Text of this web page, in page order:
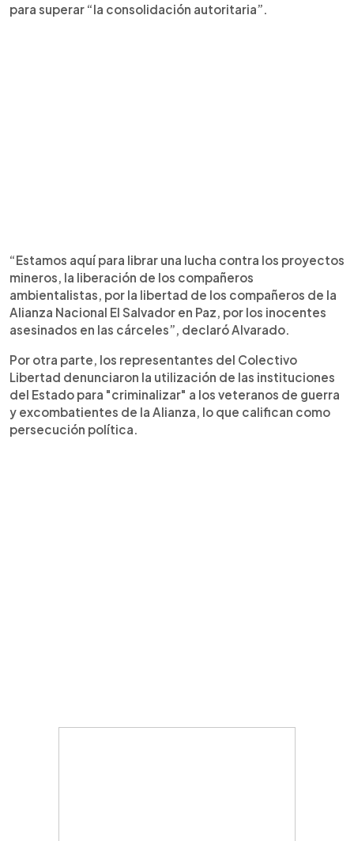
para superar “la consolidación autoritaria”.
“Estamos aquí para librar una lucha contra los proyectos
mineros, la liberación de los compañeros
ambientalistas, por la libertad de los compañeros de la
Alianza Nacional El Salvador en Paz, por los inocentes
asesinados en las cárceles”, declaró Alvarado.
Por otra parte, los representantes del Colectivo
Libertad denunciaron la utilización de las instituciones
del Estado para "criminalizar" a los veteranos de guerra
y excombatientes de la Alianza, lo que califican como
persecución política.